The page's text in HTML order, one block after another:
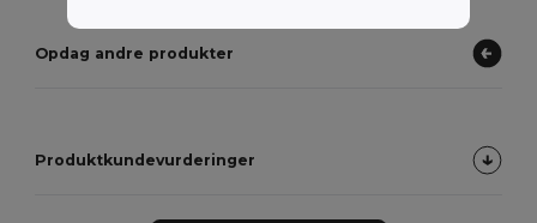
Opdag andre produkter
Produktkundevurderinger